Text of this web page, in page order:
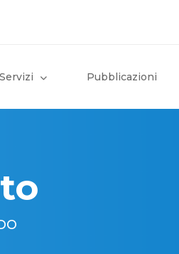
Servizi Pubblicazioni